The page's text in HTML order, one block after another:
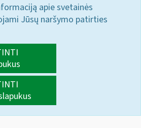
apie svetainės
Jūsų naršymo patirties